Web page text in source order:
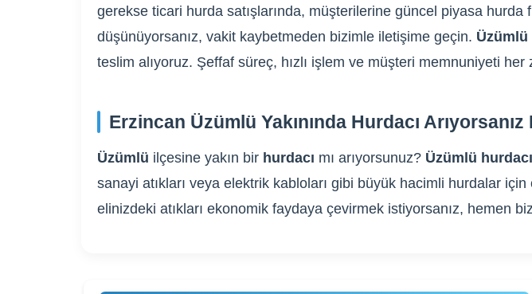
gerekse ticari hurda satışlarında, müşterilerine güncel piyasa hurda
düşünüyorsanız, vakit kaybetmeden bizimle iletişime geçin. Üzümlü
teslim alıyoruz. Şeffaf süreç, hızlı işlem ve müşteri memnuniyeti
Erzincan Üzümlü Yakınında Hurdacı
Üzümlü ilçesine yakın bir hurdacı mı arıyorsunuz? Üzümlü hurdacı
sanayi atıkları veya elektrik kabloları gibi büyük hacimli hurdalar
elinizdeki atıkları ekonomik faydaya çevirmek istiyorsanız, hemen